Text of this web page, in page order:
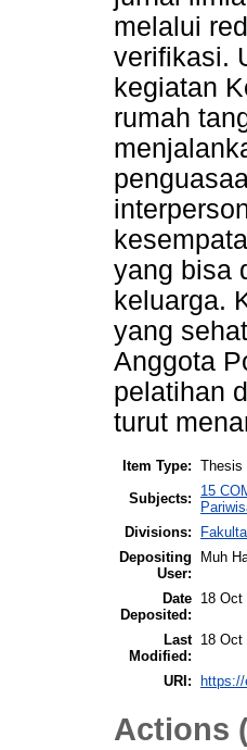
melalui
verifikasi.
kegiatan
rumah
yang bisa
keluarga.
yang
Anggota
pelatihan
turut
Item Type: Thesis
Subjects:
15
Divisions:
Depositing
User:
Muh
Date
Deposited:
18 Oct
Last
Modified:
18 Oct
URI:
Actions